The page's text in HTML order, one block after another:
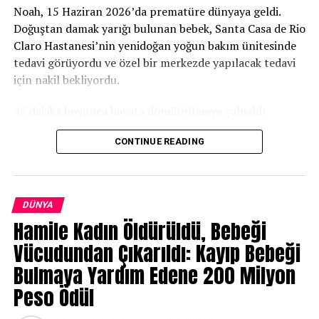
Hollanda’da yaşayan Türker, evini Çanakkale ve Atatürk
müzesine çevirdi
Almanca, Fransızca, İtalyanca ve Niederländisch
Felemenkçe okumak için alttakiLinketıkla:
Noah, 15 Haziran 2026’da prematüre dünyaya geldi.
Doğuştan damak yarığı bulunan bebek, Santa Casa de Rio
Claro Hastanesi’nin yenidoğan yoğun bakım ünitesinde
tedavi görüyordu ve özel bir merkezde yapılacak tedavi
için nakil bekliyordu.
15 Temmuz’da, tam bir aylık olduğu gün Noah’ın sağlık
açıklamasına göre sağlık ekibi yaklaşık 45 dakika boyunca
kalp-akciğer canlandırması uyguladı. Müdahalelere
rağmen yaşam belirtisi alınamayınca bebeğin hayatını
kaybettiği açıklandı.
Noah yaklaşık bir saat yoğun bakımda tutuldu. Bu sırada
yasal işlemler gerçekleştirildi ve ailesinin bebeğiyle
vedalaşmasına izin verildi. Daha sonra cenaze
görevlilerine teslim edilmek üzere başka bir bölüme
CONTINUE READING
DÜNYA
Hamile Kadın Öldürüldü, Bebeği
Vücudundan Çıkarıldı: Kayıp Bebeği
Bulmaya Yardım Edene 200 Milyon
Peso Ödül